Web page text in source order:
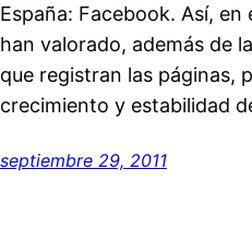
España: Facebook. Así,
han valorado, además de
que registran las páginas,
crecimiento y estabilidad
septiembre 29, 2011